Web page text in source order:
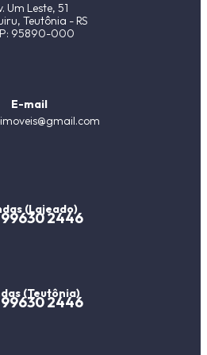
Um Leste, 51
Teutônia - RS
95890-000
E-mail
(Lajeado)
99630 2446
(Teutônia)
99630 2446